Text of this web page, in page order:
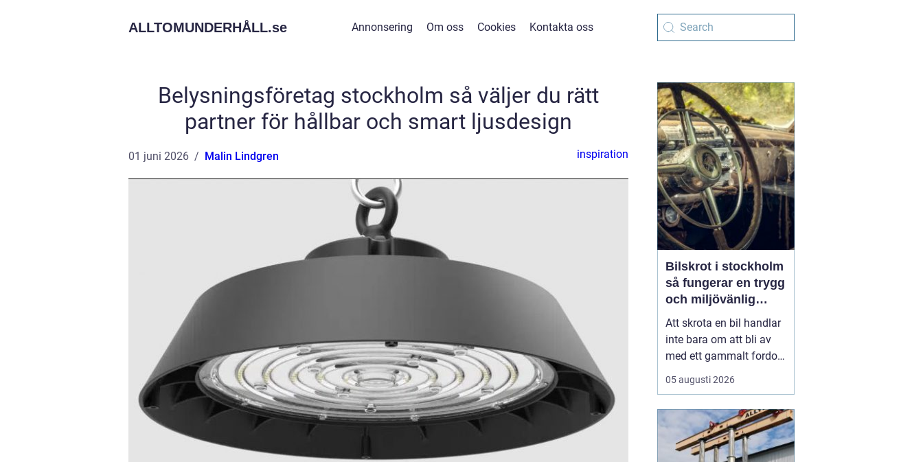
ALLTOMUNDERHÅLL.se Annonsering Om oss Cookies Kontakta oss
Belysningsföretag stockholm så väljer du rätt
partner för hållbar och smart ljusdesign
01 juni 2026 Malin Lindgren inspiration
Bilskrot i stockholm
så fungerar en trygg
och miljövänlig
skrotning
Att skrota en bil handlar
inte bara om att bli av
med ett gammalt fordon.
För många bilägare i
Stockholm väcker
går skrotningen till?
Vilka papper behövs?
Hur ser man till att bilen
05 augusti 2026